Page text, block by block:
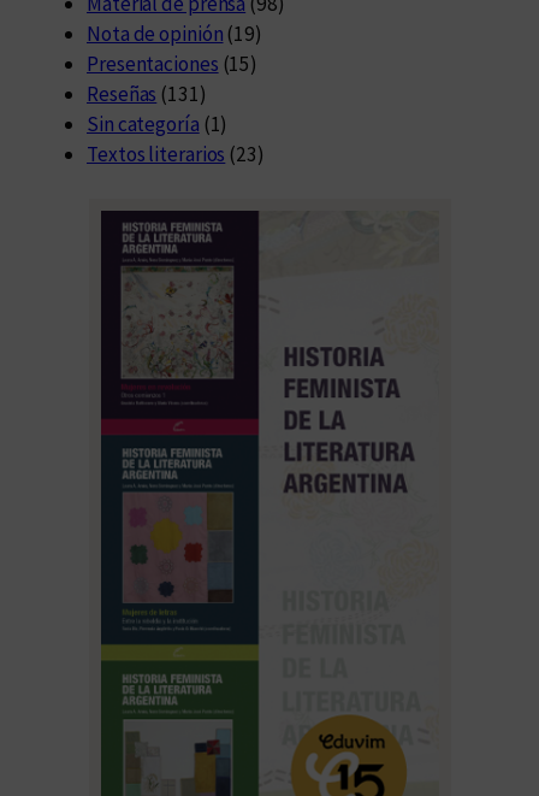
Nota de opinión (19)
Presentaciones (15)
Reseñas (131)
Sin categoría (1)
Textos literarios (23)